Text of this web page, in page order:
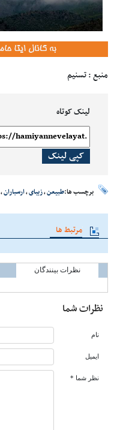
منبع : تسنیم
لینک کوتاه
کپی لینک
برچسب ها:طبیعن،زیبای،ارسباران،
مرتبط ها
نظرات بینندگان
نظرات شما
نام
ایمیل
نظر شما *